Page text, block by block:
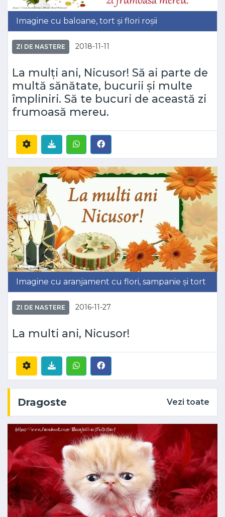
Imagine cu baloane, tort și flori roșii
ZI DE NASTERE 2018-11-11
La mulți ani, Nicusor! Să ai parte de
multă sănătate, bucurii și multe
împliniri. Să te bucuri de această zi
frumoasă mereu.
Imagine cu aranjament cu flori, sampanie și tort
ZI DE NASTERE 2016-11-27
La multi ani, Nicusor!
Dragoste Vezi toate